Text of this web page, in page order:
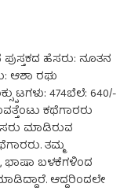
ಹೆಸರು: ನೂತನ
ಆಶಾ ರಘು
474ಬೆಲೆ: 640/-
ಕಥೆಗಾರರು
ಮಾಡಿರುವ
ತಮ್ಮ
ಬಳಕೆಗಳಿಂದ
ಆದ್ದರಿಂದಲೇ